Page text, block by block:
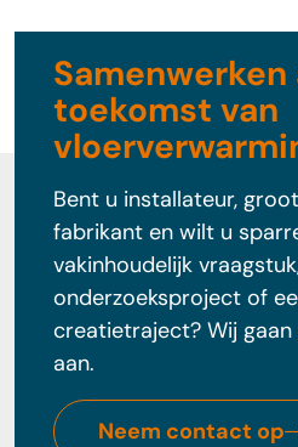
Samenwerken
toekomst van
Bent u installateur,
fabrikant en wilt u
vakinhoudelijk
onderzoeksproject of
creatietraject? Wij
aan.
Neem contact op